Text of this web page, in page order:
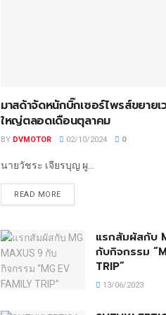
มาสด้าจัดหนักบิ๊กเซอร์ไพรส์ขยายเ
ใหญ่ตลอดเดือนตุลาคม
BY DVMOTOR 02/10/2024 0
นายวัชระ เจียรบุญ ผู...
READ MORE
แรกสัมผัสกับ
กับกิจกรรม
TRIP”
13/06/2023